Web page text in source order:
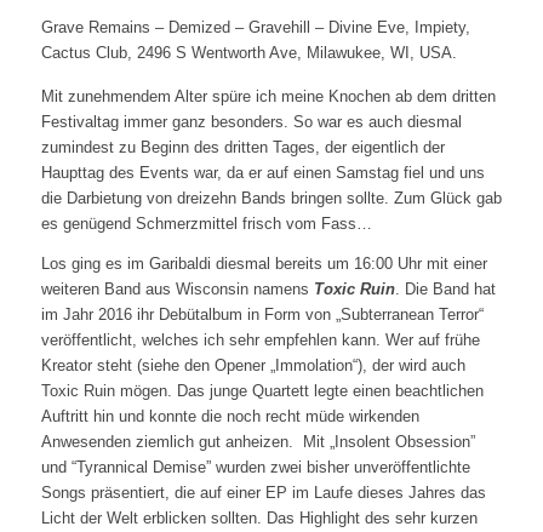
Grave Remains – Demized – Gravehill – Divine Eve, Impiety,
Cactus Club, 2496 S Wentworth Ave, Milawukee, WI, USA.
Mit zunehmendem Alter spüre ich meine Knochen ab dem dritten
Festivaltag immer ganz besonders. So war es auch diesmal
zumindest zu Beginn des dritten Tages, der eigentlich der
Haupttag des Events war, da er auf einen Samstag fiel und uns
die Darbietung von dreizehn Bands bringen sollte. Zum Glück gab
es genügend Schmerzmittel frisch vom Fass…
Los ging es im Garibaldi diesmal bereits um 16:00 Uhr mit einer
weiteren Band aus Wisconsin namens Toxic Ruin. Die Band hat
im Jahr 2016 ihr Debütalbum in Form von „Subterranean Terror“
veröffentlicht, welches ich sehr empfehlen kann. Wer auf frühe
Kreator steht (siehe den Opener „Immolation“), der wird auch
Toxic Ruin mögen. Das junge Quartett legte einen beachtlichen
Auftritt hin und konnte die noch recht müde wirkenden
Anwesenden ziemlich gut anheizen. Mit „Insolent Obsession”
und “Tyrannical Demise” wurden zwei bisher unveröffentlichte
Songs präsentiert, die auf einer EP im Laufe dieses Jahres das
Licht der Welt erblicken sollten. Das Highlight des sehr kurzen